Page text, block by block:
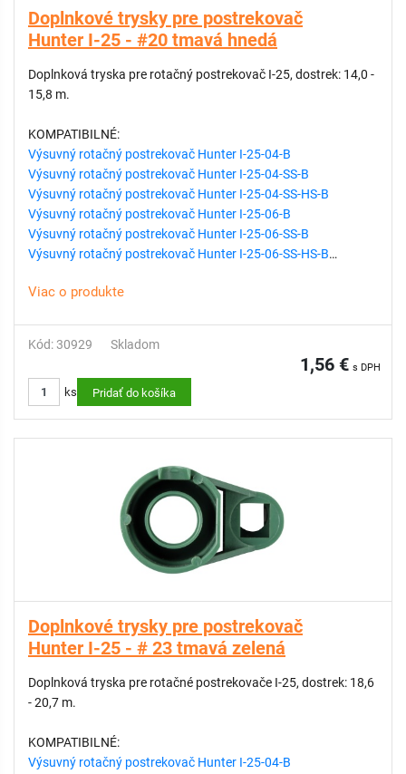
Doplnkové trysky pre postrekovač
Hunter I-25 - #20 tmavá hnedá
Doplnková tryska pre rotačný postrekovač I-25, dostrek: 14,0 -
15,8 m.
KOMPATIBILNÉ:
Výsuvný rotačný postrekovač Hunter I-25-04-B
Výsuvný rotačný postrekovač Hunter I-25-04-SS-B
Výsuvný rotačný postrekovač Hunter I-25-04-SS-HS-B
Výsuvný rotačný postrekovač Hunter I-25-06-B
Výsuvný rotačný postrekovač Hunter I-25-06-SS-B
Výsuvný rotačný postrekovač Hunter I-25-06-SS-HS-B
Viac o produkte
Kód: 30929 Skladom
1,56 € s DPH
ks Pridať do košíka
Doplnkové trysky pre postrekovač
Hunter I-25 - # 23 tmavá zelená
Doplnková tryska pre rotačné postrekovače I-25, dostrek: 18,6
- 20,7 m.
KOMPATIBILNÉ:
Výsuvný rotačný postrekovač Hunter I-25-04-B